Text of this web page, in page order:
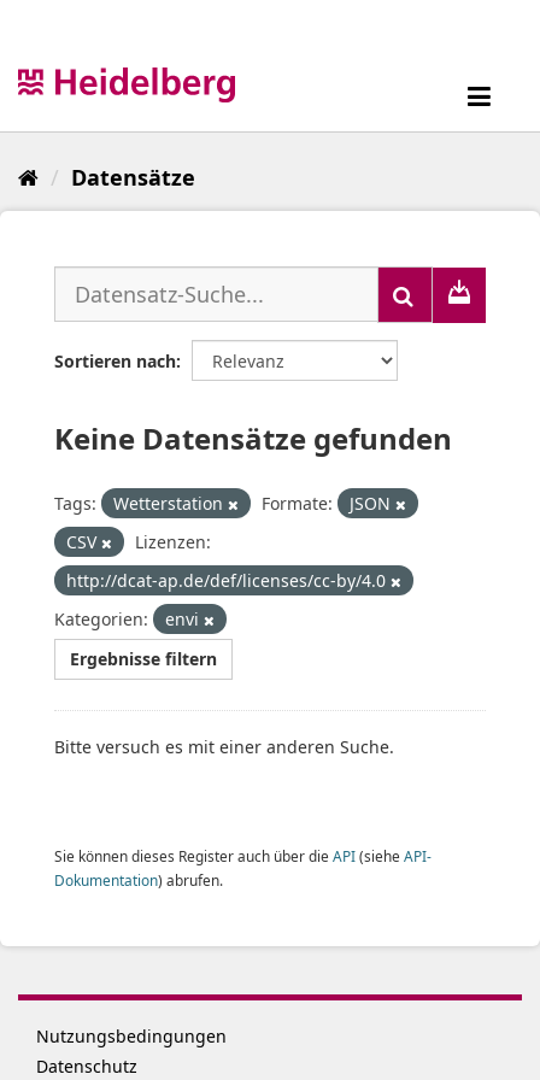
Datensätze
Sortieren nach
Keine Datensätze gefunden
Tags: Wetterstation Formate:
JSON
CSV
Lizenzen:
http://dcat-ap.de/def/licenses/cc-by/4.0
Kategorien:
envi
Ergebnisse filtern
Bitte versuch es mit einer anderen Suche.
Sie können dieses Register auch über die API(siehe API-
Dokumentation) abrufen.
Nutzungsbedingungen
Datenschutz